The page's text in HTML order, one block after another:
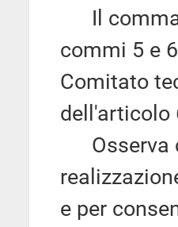
Il comma
commi 5 e
Comitato
dell'articolo
Osserva
e per